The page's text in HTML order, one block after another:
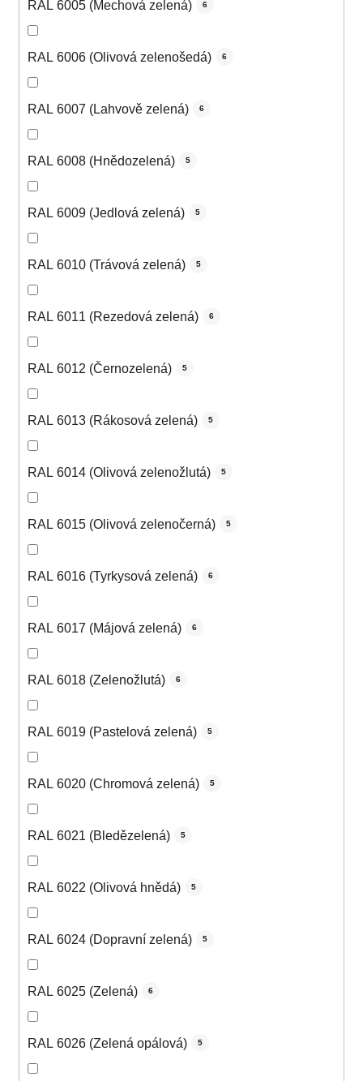
RAL 6005 (Mechová zelená) 6
RAL 6006 (Olivová zelenošedá) 6
RAL 6007 (Lahvově zelená) 6
RAL 6008 (Hnědozelená) 5
RAL 6009 (Jedlová zelená) 5
RAL 6010 (Trávová zelená) 5
RAL 6011 (Rezedová zelená) 6
RAL 6012 (Černozelená) 5
RAL 6013 (Rákosová zelená) 5
RAL 6014 (Olivová zelenožlutá) 5
RAL 6015 (Olivová zelenočerná) 5
RAL 6016 (Tyrkysová zelená) 6
RAL 6017 (Májová zelená) 6
RAL 6018 (Zelenožlutá) 6
RAL 6019 (Pastelová zelená) 5
RAL 6020 (Chromová zelená) 5
RAL 6021 (Bledězelená) 5
RAL 6022 (Olivová hnědá) 5
RAL 6024 (Dopravní zelená) 5
RAL 6025 (Zelená) 6
RAL 6026 (Zelená opálová) 5